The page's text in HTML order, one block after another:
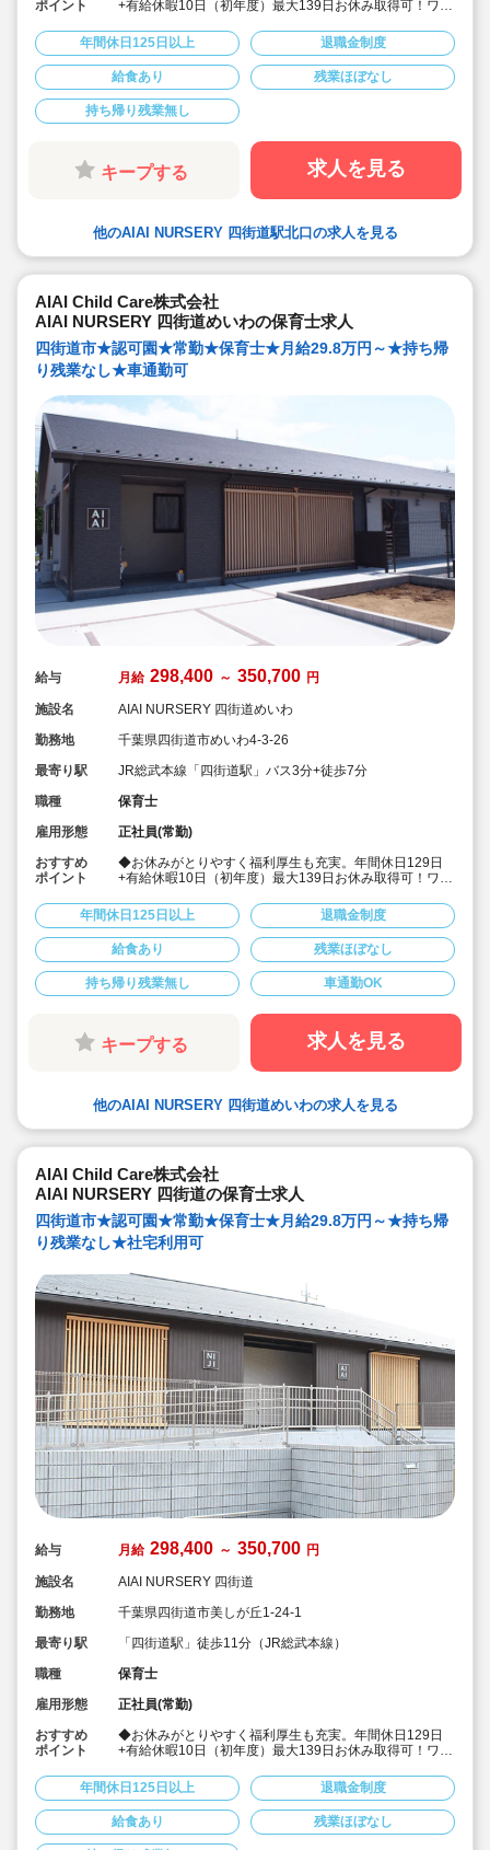
ポイント
+有給休暇10日（初年度）最大139日お休み取得可！ワー
◆給食費補助、借り上げ社宅制度あり、退職金制度など
福利厚生も充実しています
◆少人数制保育で子ども一人ひとりに寄り添う保育がで
きます。
◆チーム保育で複数担任制を取っております。
◆保育に専念できる環境づくり
連絡帳や日誌のアプリ化を始め、園だより等も手書き作
業がありません。ICTツールで書類作成の負担を軽減して
◆子ども主体の温かみのある保育環境を大切にしていま
す。大型遊具や床暖房完備の快適な保育室など、充実し
た環境を整えています。
別療育も行っています。療育へのキャリアチェンジも可
制度を用意しています。
◆育児休業取得率94%・復職率89%
◆宿舎借り上げ制度利用可能です！※規定内であれば敷
金・礼金等会社が負担してくださいます。
◆園の壁装飾なし(持ち帰りを発生させないため)
年間休日125日以上 退職金制度
給食あり 残業ほぼなし
持ち帰り残業無し
キープする 求人を見る
他のAIAI NURSERY 四街道駅北口の求人を見る
AIAI Child Care株式会社
AIAI NURSERY 四街道めいわの保育士求人
四街道市★認可園★常勤★保育士★月給29.8万円～★持ち帰
り残業なし★車通勤可
給与 月給 298,400 ～ 350,700 円
施設名
AIAI NURSERY 四街道めいわ
勤務地
千葉県四街道市めいわ4-3-26
最寄り駅
JR総武本線「四街道駅」バス3分+徒歩7分
職種
保育士
雇用形態
正社員(常勤)
おすすめ
ポイント
◆お休みがとりやすく福利厚生も充実。年間休日129日
+有給休暇10日（初年度）最大139日お休み取得可！ワー
◆給食費補助、借り上げ社宅制度あり、退職金制度など
福利厚生も充実しています
◆少人数制保育で子ども一人ひとりに寄り添う保育がで
きます。
◆チーム保育で複数担任制を取っております。
◆保育に専念できる環境づくり
連絡帳や日誌のアプリ化を始め、園だより等も手書き作
業がありません。ICTツールで書類作成の負担を軽減して
◆子ども主体の温かみのある保育環境を大切にしていま
す。大型遊具や床暖房完備の快適な保育室など、充実し
別療育も行っています。療育へのキャリアチェンジも可
制度を用意しています。
◆育児休業取得率94%・復職率89%
◆宿舎借り上げ制度利用可能です！※規定内であれば敷
金・礼金等会社が負担してくださいます
◆車通勤可
◆園の壁装飾なし(持ち帰りを発生させないため)
年間休日125日以上 退職金制度
給食あり 残業ほぼなし
持ち帰り残業無し 車通勤OK
キープする 求人を見る
他のAIAI NURSERY 四街道めいわの求人を見る
AIAI Child Care株式会社
AIAI NURSERY 四街道の保育士求人
四街道市★認可園★常勤★保育士★月給29.8万円～★持ち帰
り残業なし★社宅利用可
給与 月給 298,400 ～ 350,700 円
施設名
AIAI NURSERY 四街道
勤務地
千葉県四街道市美しが丘1-24-1
最寄り駅
「四街道駅」徒歩11分（JR総武本線）
職種
保育士
雇用形態
正社員(常勤)
おすすめ
ポイント
◆お休みがとりやすく福利厚生も充実。年間休日129日
+有給休暇10日（初年度）最大139日お休み取得可！ワー
◆給食費補助、借り上げ社宅制度あり、退職金制度など
福利厚生も充実しています
◆少人数制保育で子ども一人ひとりに寄り添う保育がで
きます。
◆チーム保育で複数担任制を取っております。
年間休日125日以上 退職金制度
給食あり 残業ほぼなし